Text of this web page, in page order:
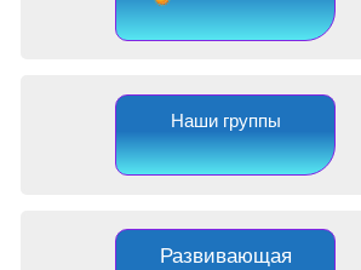
Наши группы
Развивающая